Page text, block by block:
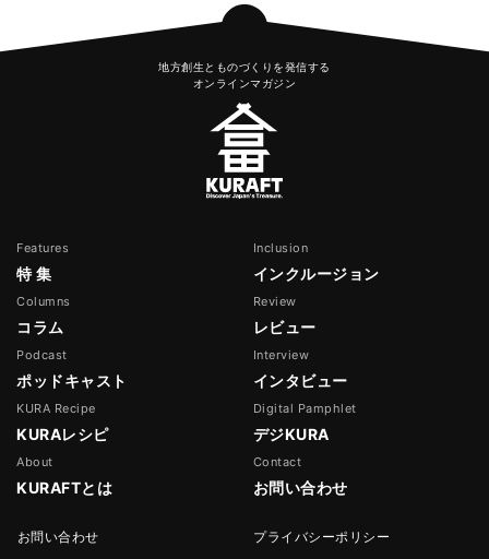
地方創生とものづくりを発信する
オンラインマガジン
Features
特 集
Inclusion
インクルージョン
Columns
コラム
Review
レビュー
Podcast
ポッドキャスト
Interview
インタビュー
KURA Recipe
KURAレシピ
Digital Pamphlet
デジKURA
About
KURAFTとは
Contact
お問い合わせ
お問い合わせ プライバシーポリシー